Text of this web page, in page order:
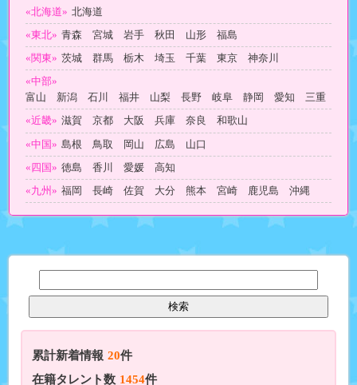
«北海道» 北海道
«東北» 青森 宮城 岩手 秋田 山形 福島
«関東» 茨城 群馬 栃木 埼玉 千葉 東京 神奈川
«中部»
富山 新潟 石川 福井 山梨 長野 岐阜 静岡 愛知 三重
«近畿» 滋賀 京都 大阪 兵庫 奈良 和歌山
«中国» 島根 鳥取 岡山 広島 山口
«四国» 徳島 香川 愛媛 高知
«九州» 福岡 長崎 佐賀 大分 熊本 宮崎 鹿児島 沖縄
累計新着情報 20件
在籍タレント数 1454件